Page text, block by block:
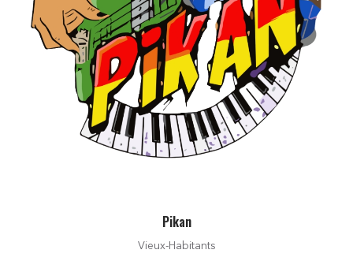
Pikan
Vieux-Habitants